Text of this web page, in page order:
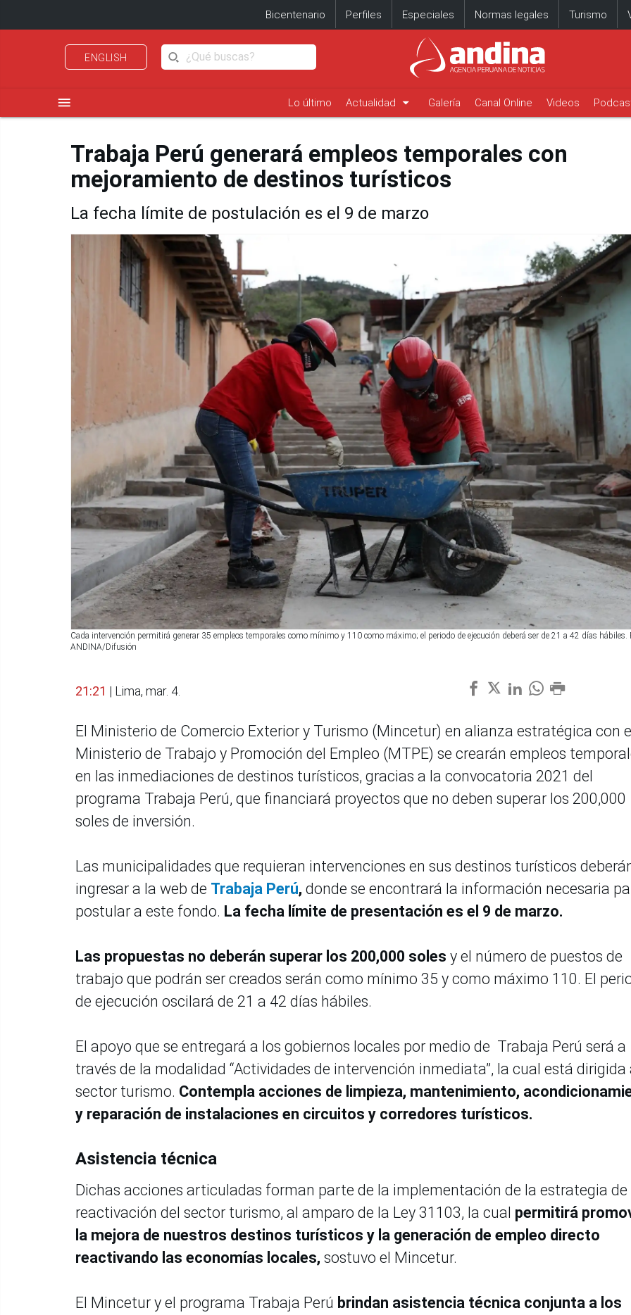
Bicentenario Perfiles Especiales Normas legales Turismo
ENGLISH
menu Lo último Actualidad arrow_drop_down Galería Canal Online Videos
Trabaja Perú generará empleos temporales con
mejoramiento de destinos turísticos
La fecha límite de postulación es el 9 de marzo
Cada intervención permitirá generar 35 empleos temporales como mínimo y 110 como máximo; el periodo de ejecución deberá ser de 21 a 42 días hábiles.
ANDINA/Difusión
21:21 | Lima, mar. 4.
El Ministerio de Comercio Exterior y Turismo (Mincetur) en alianza estratégica con
Ministerio de Trabajo y Promoción del Empleo (MTPE) se crearán empleos
en las inmediaciones de destinos turísticos, gracias a la convocatoria 2021 del
programa Trabaja Perú, que financiará proyectos que no deben superar los 200,000
soles de inversión.
Las municipalidades que requieran intervenciones en sus destinos turísticos
ingresar a la web de Trabaja Perú, donde se encontrará la información necesaria
postular a este fondo. La fecha límite de presentación es el 9 de marzo.
Las propuestas no deberán superar los 200,000 soles y el número de puestos de
trabajo que podrán ser creados serán como mínimo 35 y como máximo 110. El
de ejecución oscilará de 21 a 42 días hábiles.
El apoyo que se entregará a los gobiernos locales por medio de Trabaja Perú será a
través de la modalidad “Actividades de intervención inmediata”, la cual está dirigida
sector turismo. Contempla acciones de limpieza, mantenimiento,
y reparación de instalaciones en circuitos y corredores turísticos.
Asistencia técnica
Dichas acciones articuladas forman parte de la implementación de la estrategia de
reactivación del sector turismo, al amparo de la Ley 31103, la cual permitirá
la mejora de nuestros destinos turísticos y la generación de empleo directo
reactivando las economías locales, sostuvo el Mincetur.
El Mincetur y el programa Trabaja Perú brindan asistencia técnica conjunta a los